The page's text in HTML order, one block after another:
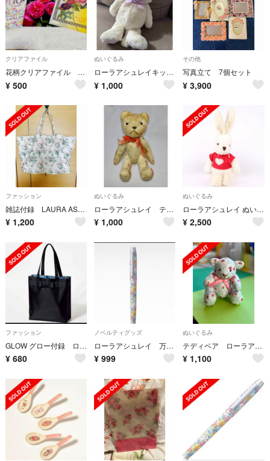
クリアファイル
花柄クリアファイル 3枚セット
¥ 500
ぬいぐるみ
ローラアシュレイキッズ ねこ ぬいぐるみ
¥ 1,000
その他
写真立て 7個セット
¥ 3,900
ファッション
雑誌付録 LAURA ASHLEYレジカゴトートバッグ
¥ 1,200
ぬいぐるみ
ローラアシュレイ テディベア
¥ 1,000
ぬいぐるみ
ローラアシュレイ ぬいぐるみ クローバニー うさぎ ソフトトイ ブランド 雑貨 レディース アイボリー Laura Ashley
¥ 2,500
ファッション
GLOW グロー付録 ローラアシュレイ リボン付きマナーBAG
¥ 680
ノベルティグッズ
ローラアシュレイ 万年筆
¥ 999
ぬいぐるみ
テディベア ローラアシュレイ
¥ 1,100